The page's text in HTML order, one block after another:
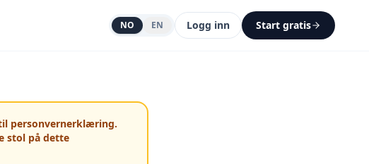
NO EN Logg inn Start gratis
til personvernerklæring.
stol på dette